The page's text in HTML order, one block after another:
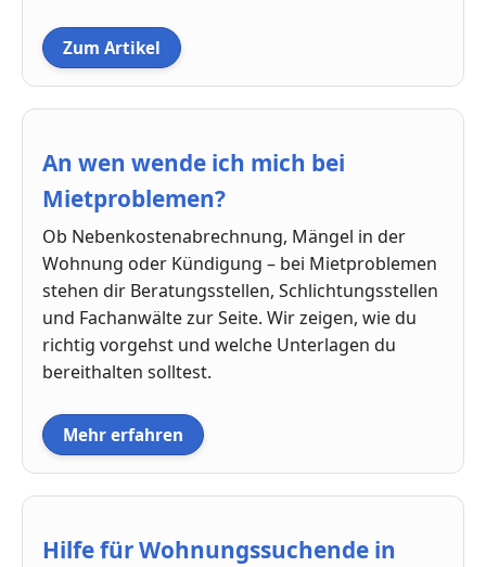
Zum Artikel
An wen wende ich mich bei
Mietproblemen?
Ob Nebenkostenabrechnung, Mängel in der
Wohnung oder Kündigung – bei Mietproblemen
stehen dir Beratungsstellen, Schlichtungsstellen
und Fachanwälte zur Seite. Wir zeigen, wie du
richtig vorgehst und welche Unterlagen du
bereithalten solltest.
Mehr erfahren
Hilfe für Wohnungssuchende in